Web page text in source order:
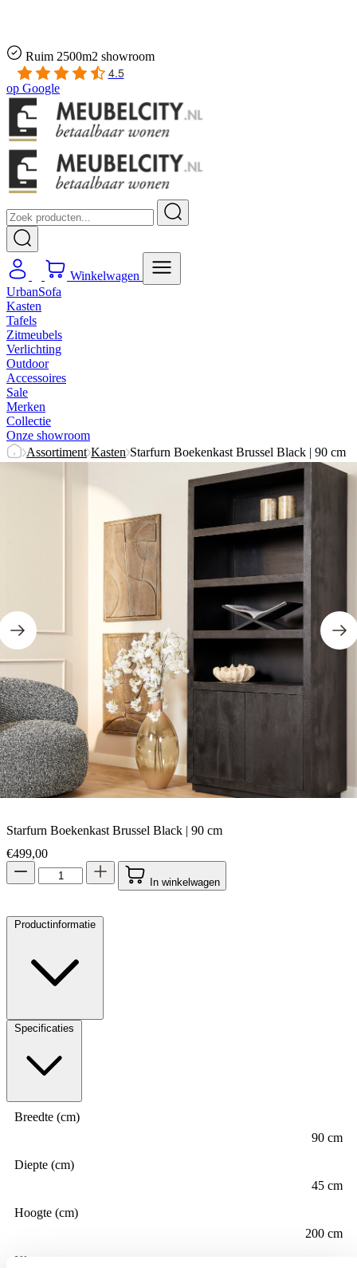
Ruim 2500m2 showroom
4.5
op Google
Winkelwagen
UrbanSofa
Kasten
Tafels
Zitmeubels
Verlichting
Outdoor
Accessoires
Sale
Merken
Collectie
Onze showroom
Assortiment Kasten Starfurn Boekenkast Brussel Black | 90 cm
Starfurn Boekenkast Brussel Black | 90 cm
€499,00
In winkelwagen
Productinformatie
Specificaties
Breedte (cm)
90 cm
Diepte (cm)
45 cm
Hoogte (cm)
200 cm
Kleur